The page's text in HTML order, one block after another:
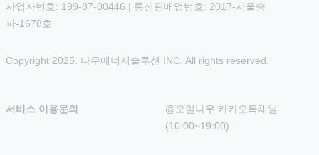
사업자번호: 199-87-00446 | 통신판매업번호: 2017-서울송
파-1678호
Copyright 2025. 나우에너지솔루션 INC. All rights reserved.
서비스 이용문의
@오일나우 카카오톡채널
(10:00~19:00)